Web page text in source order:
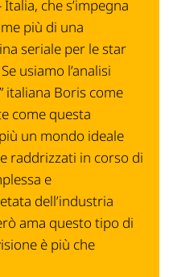
che s’impegna
più di una
seriale per le star
usiamo l’analisi
italiana Boris come
come questa
un mondo ideale
raddrizzati in corso di
e
dell’industria
ama questo tipo di
è più che